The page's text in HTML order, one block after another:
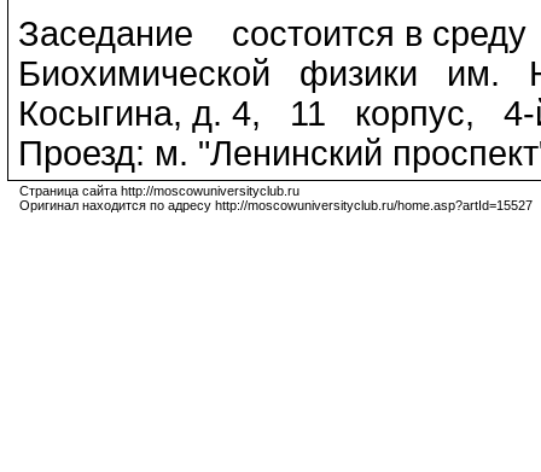
Заседание состоится в
Биохимической физики им.
Косыгина, д. 4, 11 корпус,
Проезд: м. "Ленинский
Страница сайта http://moscowuniversityclub.ru
Оригинал находится по адресу http://moscowuniversityclub.ru/home.asp?artId=15527